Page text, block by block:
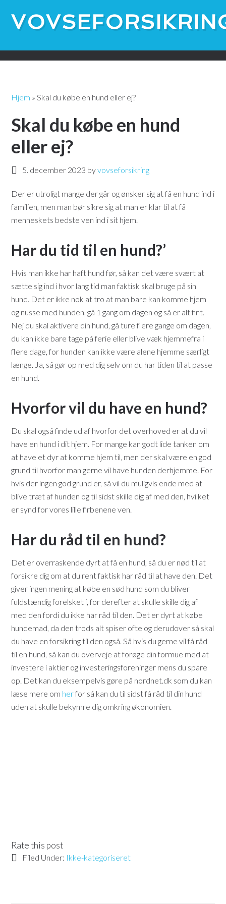
Selskaber Dyrenes Beskyttelse Blog
Hjem »Skal du købe en hund eller ej?
Skal du købe en hund
eller ej?
5. december 2023 byvovseforsikring
Der er utroligt mange der går og ønsker sig at få en hund ind i
familien, men man bør sikre sig at man er klar til at få
menneskets bedste ven ind i sit hjem.
Har du tid til en hund?’
Hvis man ikke har haft hund før, så kan det være svært at
sætte sig ind i hvor lang tid man faktisk skal bruge på sin
hund. Det er ikke nok at tro at man bare kan komme hjem
og nusse med hunden, gå 1 gang om dagen og så er alt fint.
Nej du skal aktivere din hund, gå ture flere gange om dagen,
du kan ikke bare tage på ferie eller blive væk hjemmefra i
flere dage, for hunden kan ikke være alene hjemme særligt
længe. Ja, så gør op med dig selv om du har tiden til at passe
en hund.
Hvorfor vil du have en hund?
Du skal også finde ud af hvorfor det overhoved er at du vil
have en hund i dit hjem. For mange kan godt lide tanken om
at have et dyr at komme hjem til, men der skal være en god
grund til hvorfor man gerne vil have hunden derhjemme. For
hvis der ingen god grund er, så vil du muligvis ende med at
blive træt af hunden og til sidst skille dig af med den, hvilket
er synd for vores lille firbenene ven.
Har du råd til en hund?
Det er overraskende dyrt at få en hund, så du er nød til at
forsikre dig om at du rent faktisk har råd til at have den. Det
giver ingen mening at købe en sød hund som du bliver
fuldstændig forelsket i, for derefter at skulle skille dig af
med den fordi du ikke har råd til den. Det er dyrt at købe
hundemad, da den trods alt spiser ofte og derudover så skal
du have en forsikring til den også. Så hvis du gerne vil få råd
til en hund, så kan du overveje at forøge din formue med at
investere i aktier og investeringsforeninger mens du spare
op. Det kan du eksempelvis gøre på nordnet.dk som du kan
læse mere om herfor så kan du til sidst få råd til din hund
uden at skulle bekymre dig omkring økonomien.
Rate this post
Filed Under: Ikke-kategoriseret